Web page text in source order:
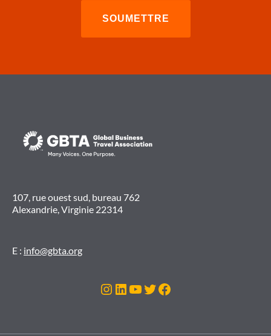
107, rue ouest sud, bureau 762
Alexandrie, Virginie 22314
E : info@gbta.org
Instagram
LinkedIn
YouTube
Twitter
Facebook